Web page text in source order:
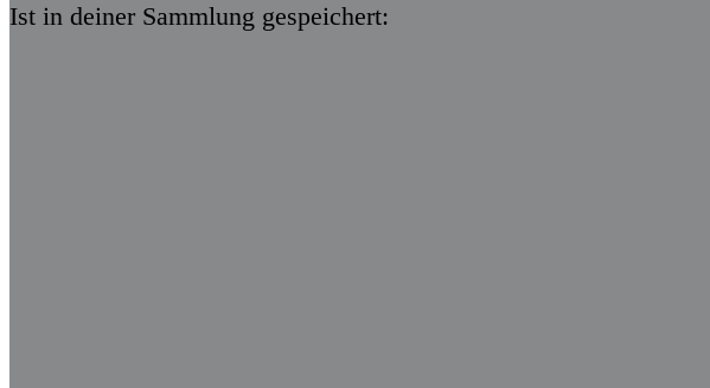
Ist in deiner Sammlung gespeichert: